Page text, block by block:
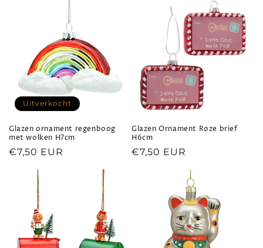
Uitverkocht
Glazen ornament regenboog
met wolken H7cm
Normale
€7,50 EUR
Glazen Ornament Roze brief
H6cm
Normale
€7,50 EUR